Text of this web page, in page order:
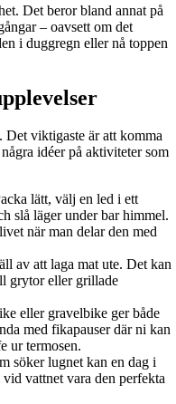
Det beror bland annat på
– oavsett om det
i duggregn eller nå toppen
viktigaste är att komma
idéer på aktiviteter som
lätt, välj en led i ett
slå läger under bar himmel.
när man delar den med
av att laga mat ute. Det kan
grytor eller grillade
eller gravelbike ger både
med fikapauser där ni kan
ur termosen.
söker lugnet kan en dag i
vattnet vara den perfekta